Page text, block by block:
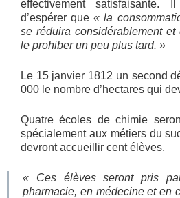
effectivement satisfaisante.
d’espérer que« la
se réduira considérablement et
le prohiber un peu plus tard. »
Le 15 janvier 1812 un second
000 le nombre d’hectares qui
Quatre écoles de chimie
spécialement aux métiers du
devront accueillir cent élèves.
« Ces élèves seront pris
pharmacie, en médecine et en